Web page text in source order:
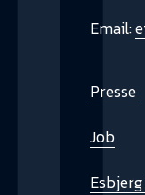
Email:
Presse
Job